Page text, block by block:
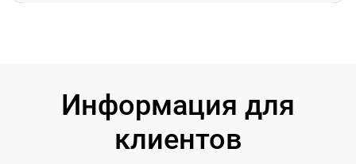
Информация для
клиентов